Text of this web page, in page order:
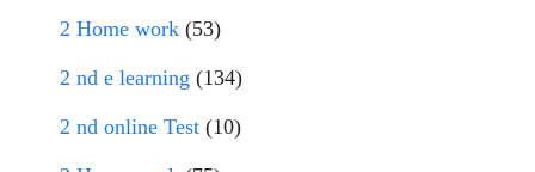
2 Home work (53)
2 nd e learning (134)
2 nd online Test (10)